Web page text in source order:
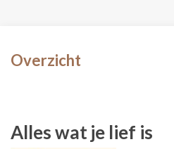
Overzicht
Alles wat je lief is